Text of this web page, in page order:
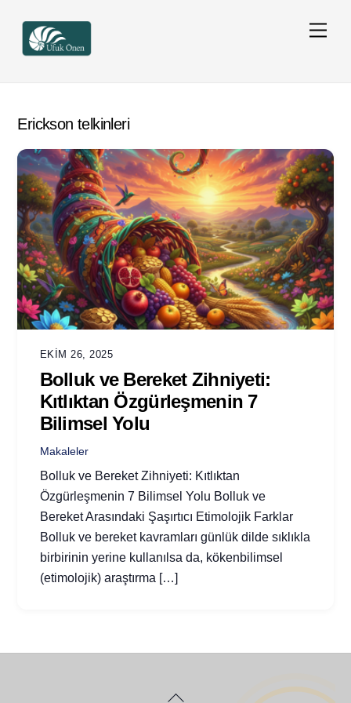
content
Erickson telkinleri
EKIM 26, 2025
Bolluk ve Bereket Zihniyeti:
Kıtlıktan Özgürleşmenin 7
Bilimsel Yolu
Makaleler
Bolluk ve Bereket Zihniyeti: Kıtlıktan
Özgürleşmenin 7 Bilimsel Yolu Bolluk ve
Bereket Arasındaki Şaşırtıcı Etimolojik Farklar
Bolluk ve bereket kavramları günlük dilde sıklıkla
birbirinin yerine kullanılsa da, kökenbilimsel
(etimolojik) araştırma […]
Back